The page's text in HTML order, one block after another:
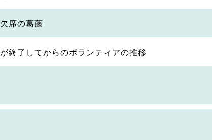
席の葛藤
終了してからのボランティアの推移